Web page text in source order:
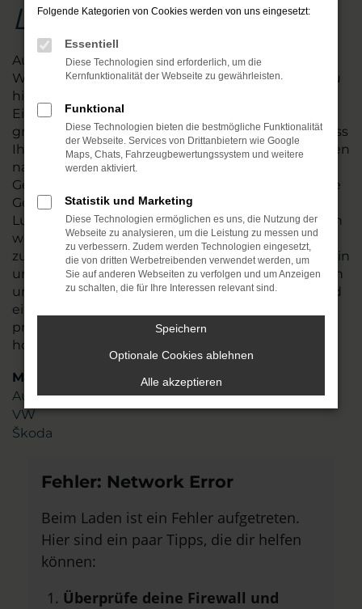
Lutherstadt Eisleben
Augen auf beim Audi A5 Gebrauchtwagen- Kauf.
Wir vom Autohaus Rudolph schauen für Sie genau
hin und führen vor dem Verkauf nach Lutherstadt
Eisleben oder an einen anderen Ort einen
gründlichen Check durch. Wir stellen so sicher, dass
Ihr Fahrzeug einwandfrei funktioniert und tauschen
natürlich auch Verschleißteile aus. Audi A5
Gebrauchtwagen sind in den meisten Fällen junge
Gebrauchte, die noch einige Jahre Mobilität in
Lutherstadt Eisleben möglich machen. Angeboten
werden die Fahrzeug zum fairen Preis und sind
zudem nahezu umgehend verfügbar. Stöbern Sie in
unserem Sortiment oder lassen Sie sich gezielt von
uns beraten. Mit mehr als 45 Jahren Erfahrung und
einem Team aus mehr als 110 Mitarbeitenden
profitieren Sie von unserem erstklassigen Know-
how und unserer Liebe zum Service.
Marken
Audi
VW
Škoda
Fehler: Network Error
Beim Laden ist ein Fehler aufgetreten.
Hier sind ein paar Tipps, die dir helfen
können:
Überprüfe deine Firewall und
Folgende Kategorien von Cookies werden von uns eingesetzt:
Essentiell
Diese Technologien sind erforderlich, um die
Kernfunktionalität der Webseite zu gewährleisten.
Funktional
Diese Technologien bieten die bestmögliche Funktionalität
der Webseite. Services von Drittanbietern wie Google
Maps, Chats, Fahrzeugbewertungssystem und weitere
werden aktiviert.
Statistik und Marketing
Diese Technologien ermöglichen es uns, die Nutzung der
Webseite zu analysieren, um die Leistung zu messen und
zu verbessern. Zudem werden Technologien eingesetzt,
die von dritten Werbetreibenden verwendet werden, um
Sie auf anderen Webseiten zu verfolgen und um Anzeigen
zu schalten, die für Ihre Interessen relevant sind.
Speichern
Optionale Cookies ablehnen
Alle akzeptieren